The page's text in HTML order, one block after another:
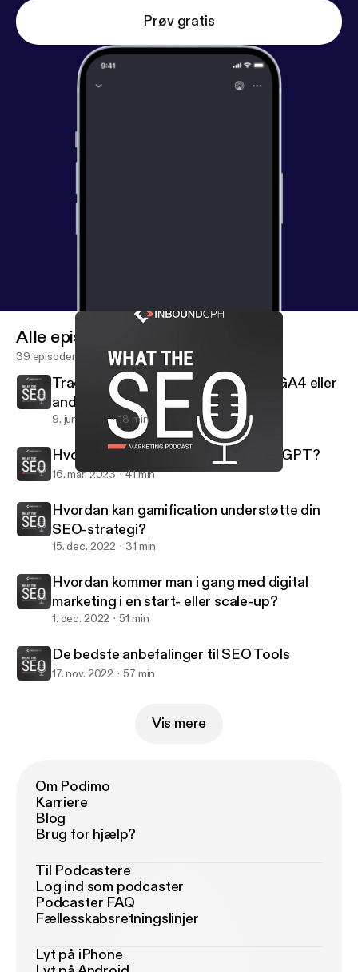
Prøv gratis
Hvordan anvender Spies AI og ChatGPT?
Alle episoder
39 episoder
Track med tillid: Sikre din data med GA4 eller
andre alternative trackingplatforme
9. juni 2023 18 min
Hvordan anvender Spies AI og ChatGPT?
16. mar. 2023 41 min
Hvordan kan gamification understøtte din
SEO-strategi?
15. dec. 2022 31 min
Hvordan kommer man i gang med digital
marketing i en start- eller scale-up?
1. dec. 2022 51 min
De bedste anbefalinger til SEO Tools
17. nov. 2022 57 min
Vis mere
Om Podimo
Karriere
Blog
Brug for hjælp?
Til Podcastere
Log ind som podcaster
Podcaster FAQ
Fællesskabsretningslinjer
Lyt på iPhone